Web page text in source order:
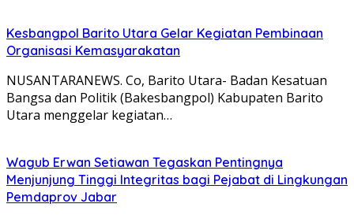
Kesbangpol Barito Utara Gelar Kegiatan Pembinaan
Organisasi Kemasyarakatan
NUSANTARANEWS. Co, Barito Utara- Badan Kesatuan
Bangsa dan Politik (Bakesbangpol) Kabupaten Barito
Utara menggelar kegiatan…
Wagub Erwan Setiawan Tegaskan Pentingnya
Menjunjung Tinggi Integritas bagi Pejabat di Lingkungan
Pemdaprov Jabar